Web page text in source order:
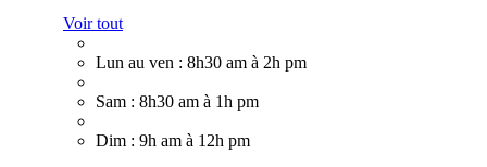
Voir tout
Lun au ven : 8h30 am à 2h pm
Sam : 8h30 am à 1h pm
Dim : 9h am à 12h pm